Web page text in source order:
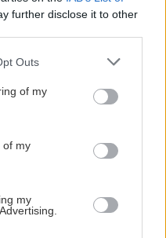
further disclose it to other
uses one or more Google
You may click to
its third-party tags to
in below Google
Outs
of my
of my
my